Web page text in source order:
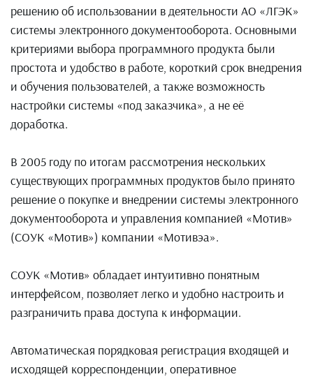
решению об использовании в деятельности АО «ЛГЭК»
системы электронного документооборота. Основными
критериями выбора программного продукта были
простота и удобство в работе, короткий срок внедрения
и обучения пользователей, а также возможность
настройки системы «под заказчика», а не её
доработка.
В 2005 году по итогам рассмотрения нескольких
существующих программных продуктов было принято
решение о покупке и внедрении системы электронного
документооборота и управления компанией «Мотив»
(СОУК «Мотив») компании «Мотивэа».
СОУК «Мотив» обладает интуитивно понятным
интерфейсом, позволяет легко и удобно настроить и
разграничить права доступа к информации.
Автоматическая порядковая регистрация входящей и
исходящей корреспонденции, оперативное